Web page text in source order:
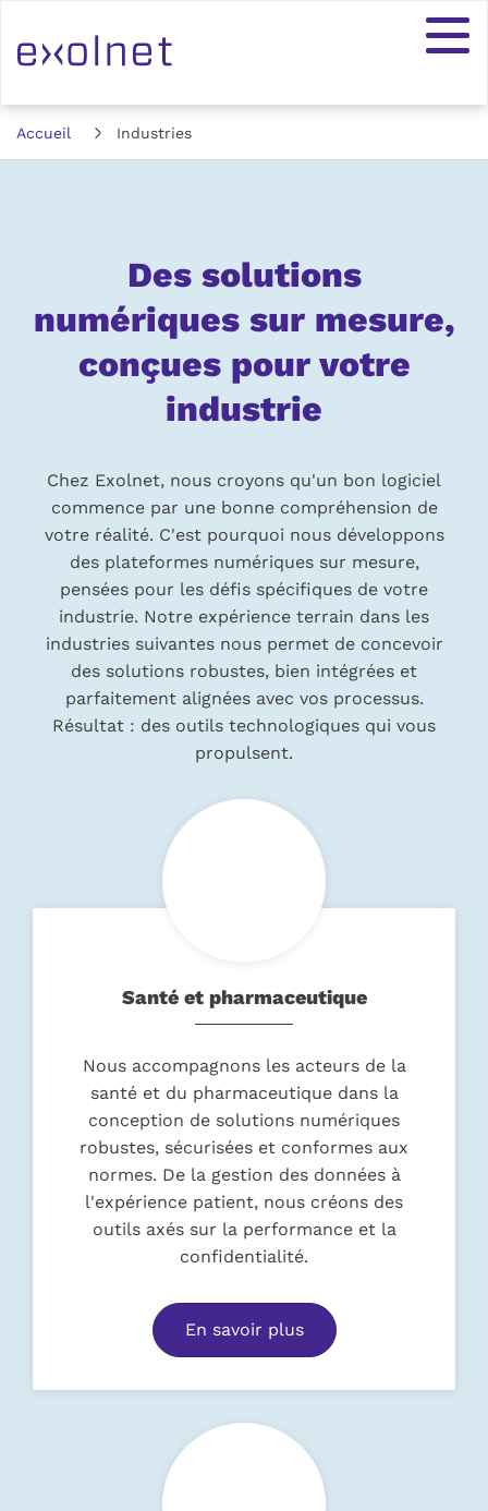
Accueil Industries
solutions
numériques
sur
mesure,
conçues
pour
votre
industrie
Des solutions
numériques sur mesure,
conçues pour votre
industrie
Chez Exolnet, nous croyons qu'un bon logiciel
commence par une bonne compréhension de
votre réalité. C'est pourquoi nous développons
des plateformes numériques sur mesure,
pensées pour les défis spécifiques de votre
industrie. Notre expérience terrain dans les
industries suivantes nous permet de concevoir
des solutions robustes, bien intégrées et
parfaitement alignées avec vos processus.
Résultat : des outils technologiques qui vous
propulsent.
Santé et pharmaceutique
Nous accompagnons les acteurs de la
santé et du pharmaceutique dans la
conception de solutions numériques
robustes, sécurisées et conformes aux
normes. De la gestion des données à
l'expérience patient, nous créons des
outils axés sur la performance et la
confidentialité.
En savoir plus